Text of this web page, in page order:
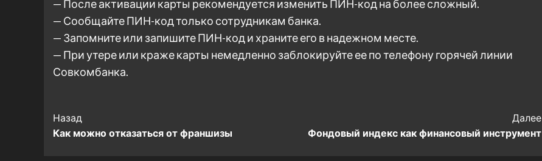
— После активации карты рекомендуется изменить ПИН-код на более сложный.
— Сообщайте ПИН-код только сотрудникам банка.
— Запомните или запишите ПИН-код и храните его в надежном месте.
— При утере или краже карты немедленно заблокируйте ее по телефону горячей линии
Совкомбанка.
Post
Navigation
Назад
Как можно отказаться от франшизы
Далее
Фондовый индекс как финансовый инструмент